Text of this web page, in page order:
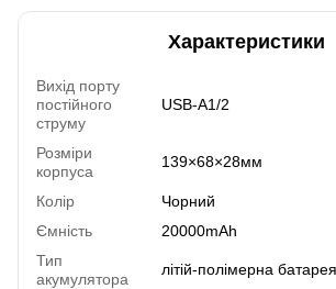
Характеристики
Вихід порту
постійного
струму
USB-A1/2
Розміри
корпуса
139×68×28мм
Колір
Чорний
Ємність
20000mAh
Тип
акумулятора
літій-полімерна батарея